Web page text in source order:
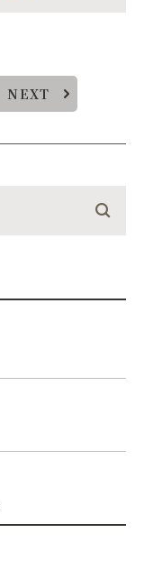
NEXT